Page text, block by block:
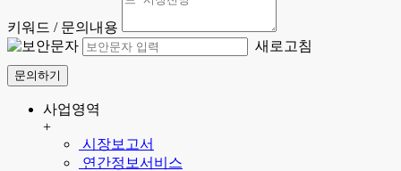
키워드 / 문의내용
새로고침
문의하기
사업영역
+
시장보고서
연간정보서비스